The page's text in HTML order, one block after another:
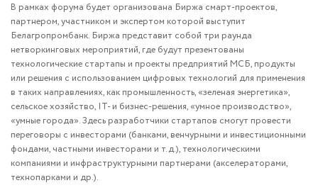
В рамках форума будет организована Биржа смарт-проектов,
партнером, участником и экспертом которой выступит
Белагропромбанк. Биржа представит собой три раунда
нетворкинговых мероприятий, где будут презентованы
технологические стартапы и проекты предприятий МСБ, продукты
или решения с использованием цифровых технологий для применения
в таких направлениях, как промышленность, «зеленая энергетика»,
сельское хозяйство, IT- и бизнес-решения, «умное производство»,
«умные города». Здесь разработчики стартапов смогут провести
переговоры с инвесторами (банками, венчурными и инвестиционными
фондами, частными инвесторами и т.д.), технологическими
компаниями и инфраструктурными партнерами (акселераторами,
технопарками и др.).